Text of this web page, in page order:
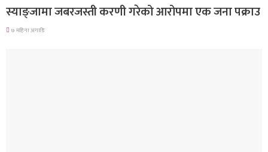
स्याङ्जामा जबरजस्ती करणी गरेको आरोपमा एक जना पक्राउ
७ महिना अगाडि